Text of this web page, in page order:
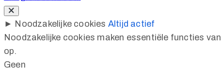
► Noodzakelijke cookies Altijd actief
Noodzakelijke cookies maken essentiële functies
op.
Geen